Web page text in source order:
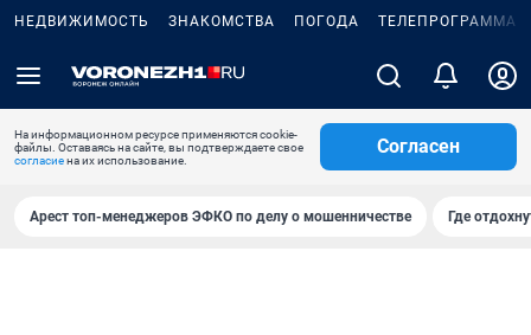
НЕДВИЖИМОСТЬ ЗНАКОМСТВА ПОГОДА ТЕЛЕПРОГРАММА
На информационном ресурсе применяются cookie-
файлы. Оставаясь на сайте, вы подтверждаете свое
согласиена их использование.
Согласен
Арест топ-менеджеров ЭФКО по делу о мошенничестве Где